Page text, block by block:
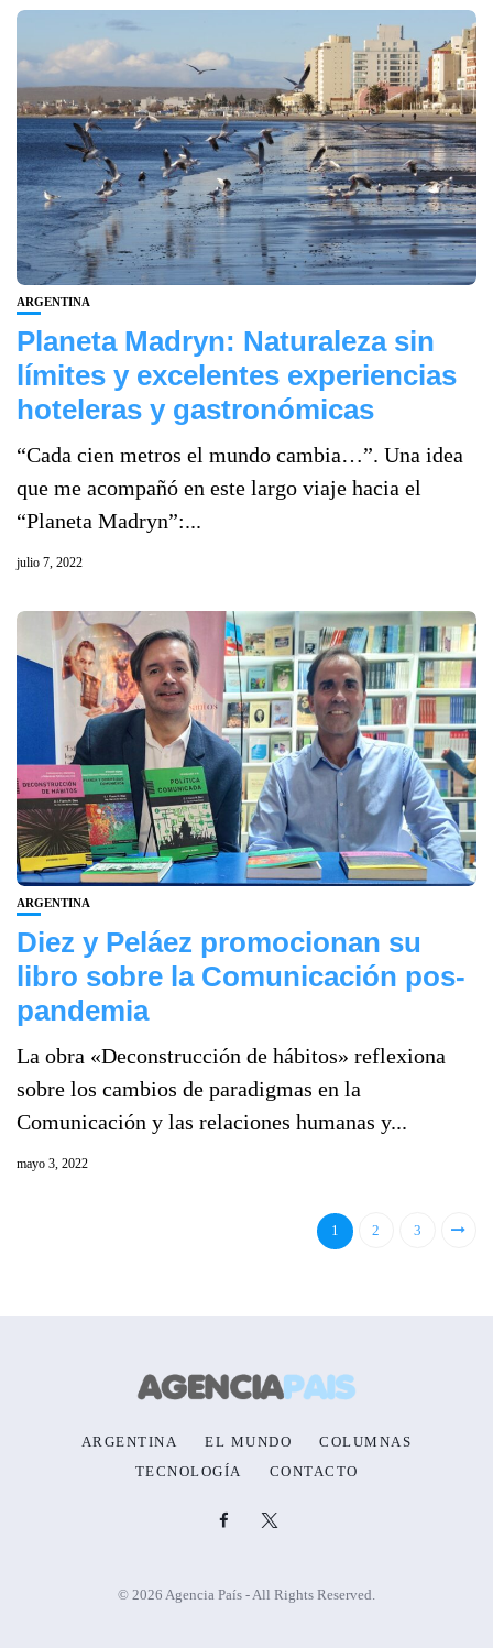
ARGENTINA
Planeta Madryn: Naturaleza sin
límites y excelentes experiencias
hoteleras y gastronómicas
“Cada cien metros el mundo cambia…”. Una idea
que me acompañó en este largo viaje hacia el
“Planeta Madryn”:...
julio 7, 2022
ARGENTINA
Diez y Peláez promocionan su
libro sobre la Comunicación pos-
pandemia
La obra «Deconstrucción de hábitos» reflexiona
sobre los cambios de paradigmas en la
Comunicación y las relaciones humanas y...
mayo 3, 2022
1 2 3
ARGENTINA EL MUNDO
COLUMNAS
TECNOLOGÍA
CONTACTO
© 2026 Agencia País - All Rights Reserved.